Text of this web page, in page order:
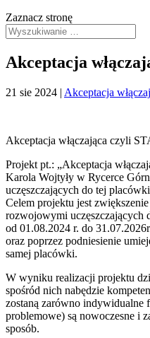
Zaznacz stronę
Akceptacja
21 sie 2024 | Akceptacja
Akceptacja włączająca czyli
Projekt pt.: „Akceptacja
Karola Wojtyły w Rycerce
uczęszczających do tej
Celem projektu jest
rozwojowymi uczęszczających
od 01.08.2024 r. do
oraz poprzez podniesienie
samej placówki.
W wyniku realizacji projektu
spośród nich nabędzie
zostaną zarówno indywidualne
problemowe) są nowoczesne i
sposób.